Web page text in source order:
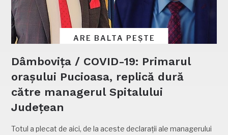
ARE BALTA PEȘTE
Dâmbovița / COVID-19: Primarul
orașului Pucioasa, replică dură
către managerul Spitalului
Județean
Totul a plecat de aici, de la aceste declarații ale managerului